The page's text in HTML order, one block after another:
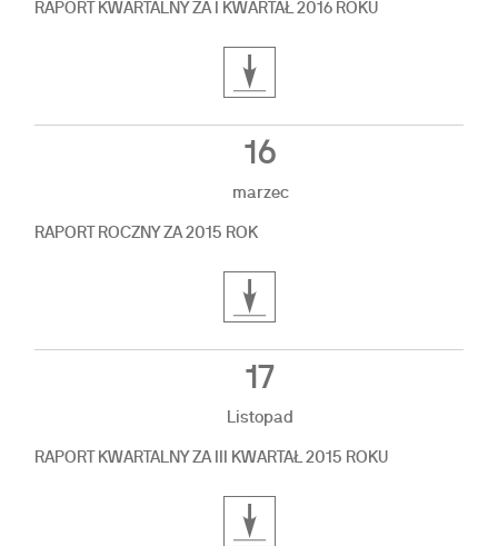
RAPORT KWARTALNY ZA I KWARTAŁ 2016 ROKU
16
marzec
RAPORT ROCZNY ZA 2015 ROK
17
Listopad
RAPORT KWARTALNY ZA III KWARTAŁ 2015 ROKU